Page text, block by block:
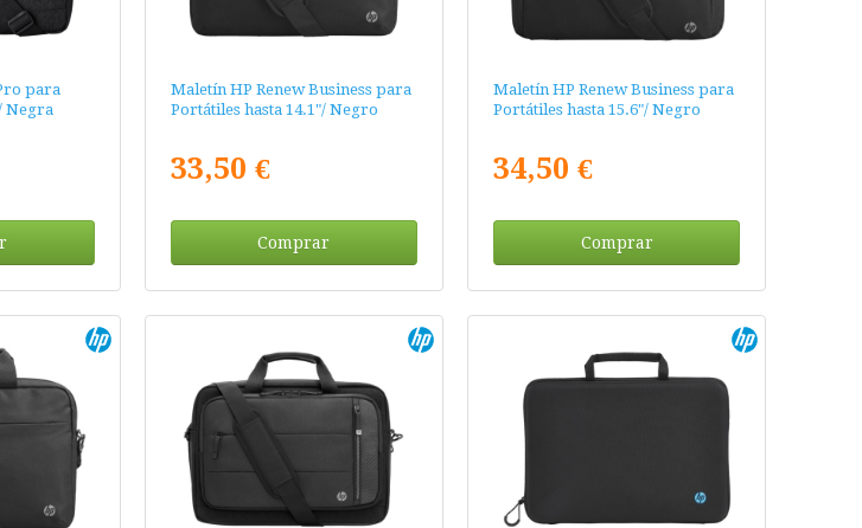
para
Negra
Maletín HP Renew Business para
Portátiles hasta 14.1"/ Negro
33,50 €
Comprar
Maletín HP Renew Business para
Portátiles hasta 15.6"/ Negro
34,50 €
Comprar